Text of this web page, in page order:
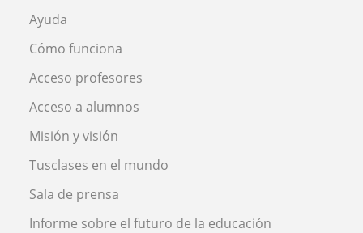
Ayuda
Cómo funciona
Acceso profesores
Acceso a alumnos
Misión y visión
Tusclases en el mundo
Sala de prensa
Informe sobre el futuro de la educación